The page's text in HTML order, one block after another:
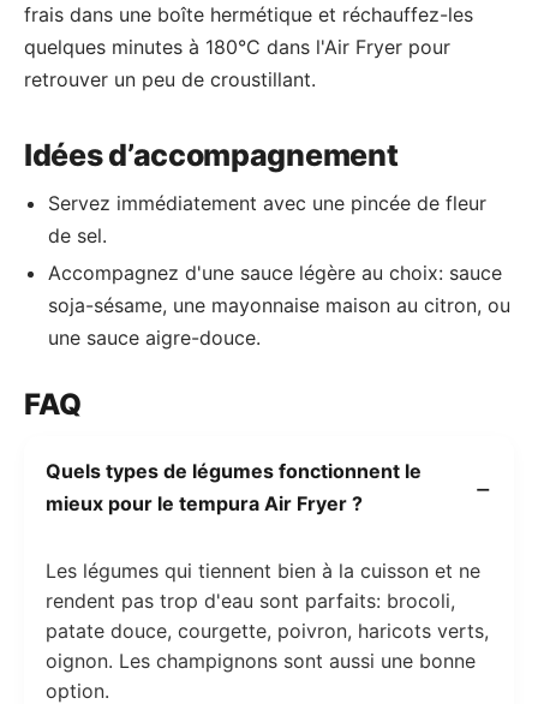
frais dans une boîte hermétique et réchauffez-les
quelques minutes à 180°C dans l'Air Fryer pour
retrouver un peu de croustillant.
Idées d’accompagnement
Servez immédiatement avec une pincée de fleur
de sel.
Accompagnez d'une sauce légère au choix: sauce
soja-sésame, une mayonnaise maison au citron, ou
une sauce aigre-douce.
FAQ
Quels types de légumes fonctionnent le
mieux pour le tempura Air Fryer ?
Les légumes qui tiennent bien à la cuisson et ne
rendent pas trop d'eau sont parfaits: brocoli,
patate douce, courgette, poivron, haricots verts,
oignon. Les champignons sont aussi une bonne
option.